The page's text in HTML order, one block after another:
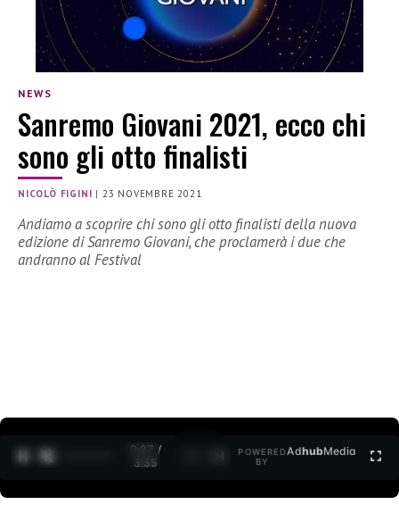
NEWS
Sanremo Giovani 2021, ecco chi
sono gli otto finalisti
NICOLÒ FIGINI | 23 NOVEMBRE 2021
Andiamo a scoprire chi sono gli otto finalisti della nuova
edizione di Sanremo Giovani, che proclamerà i due che
andranno al Festival
0:27 /
3:35
POWERED
BY
AdhubMedia